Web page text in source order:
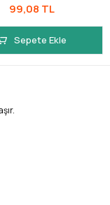
99,08 TL
Sepete Ekle